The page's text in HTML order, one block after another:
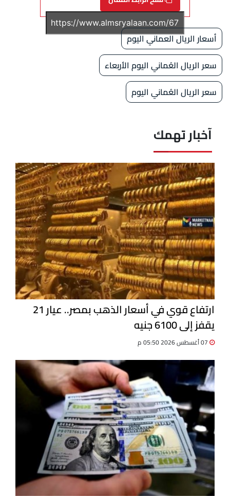
أسعار الريال العماني اليوم
سعر الريال العُماني اليوم الأربعاء
سعر الريال العُماني اليوم
آخبار تهمك
ارتفاع قوي في أسعار الذهب بمصر.. عيار 21
يقفز إلى 6100 جنيه